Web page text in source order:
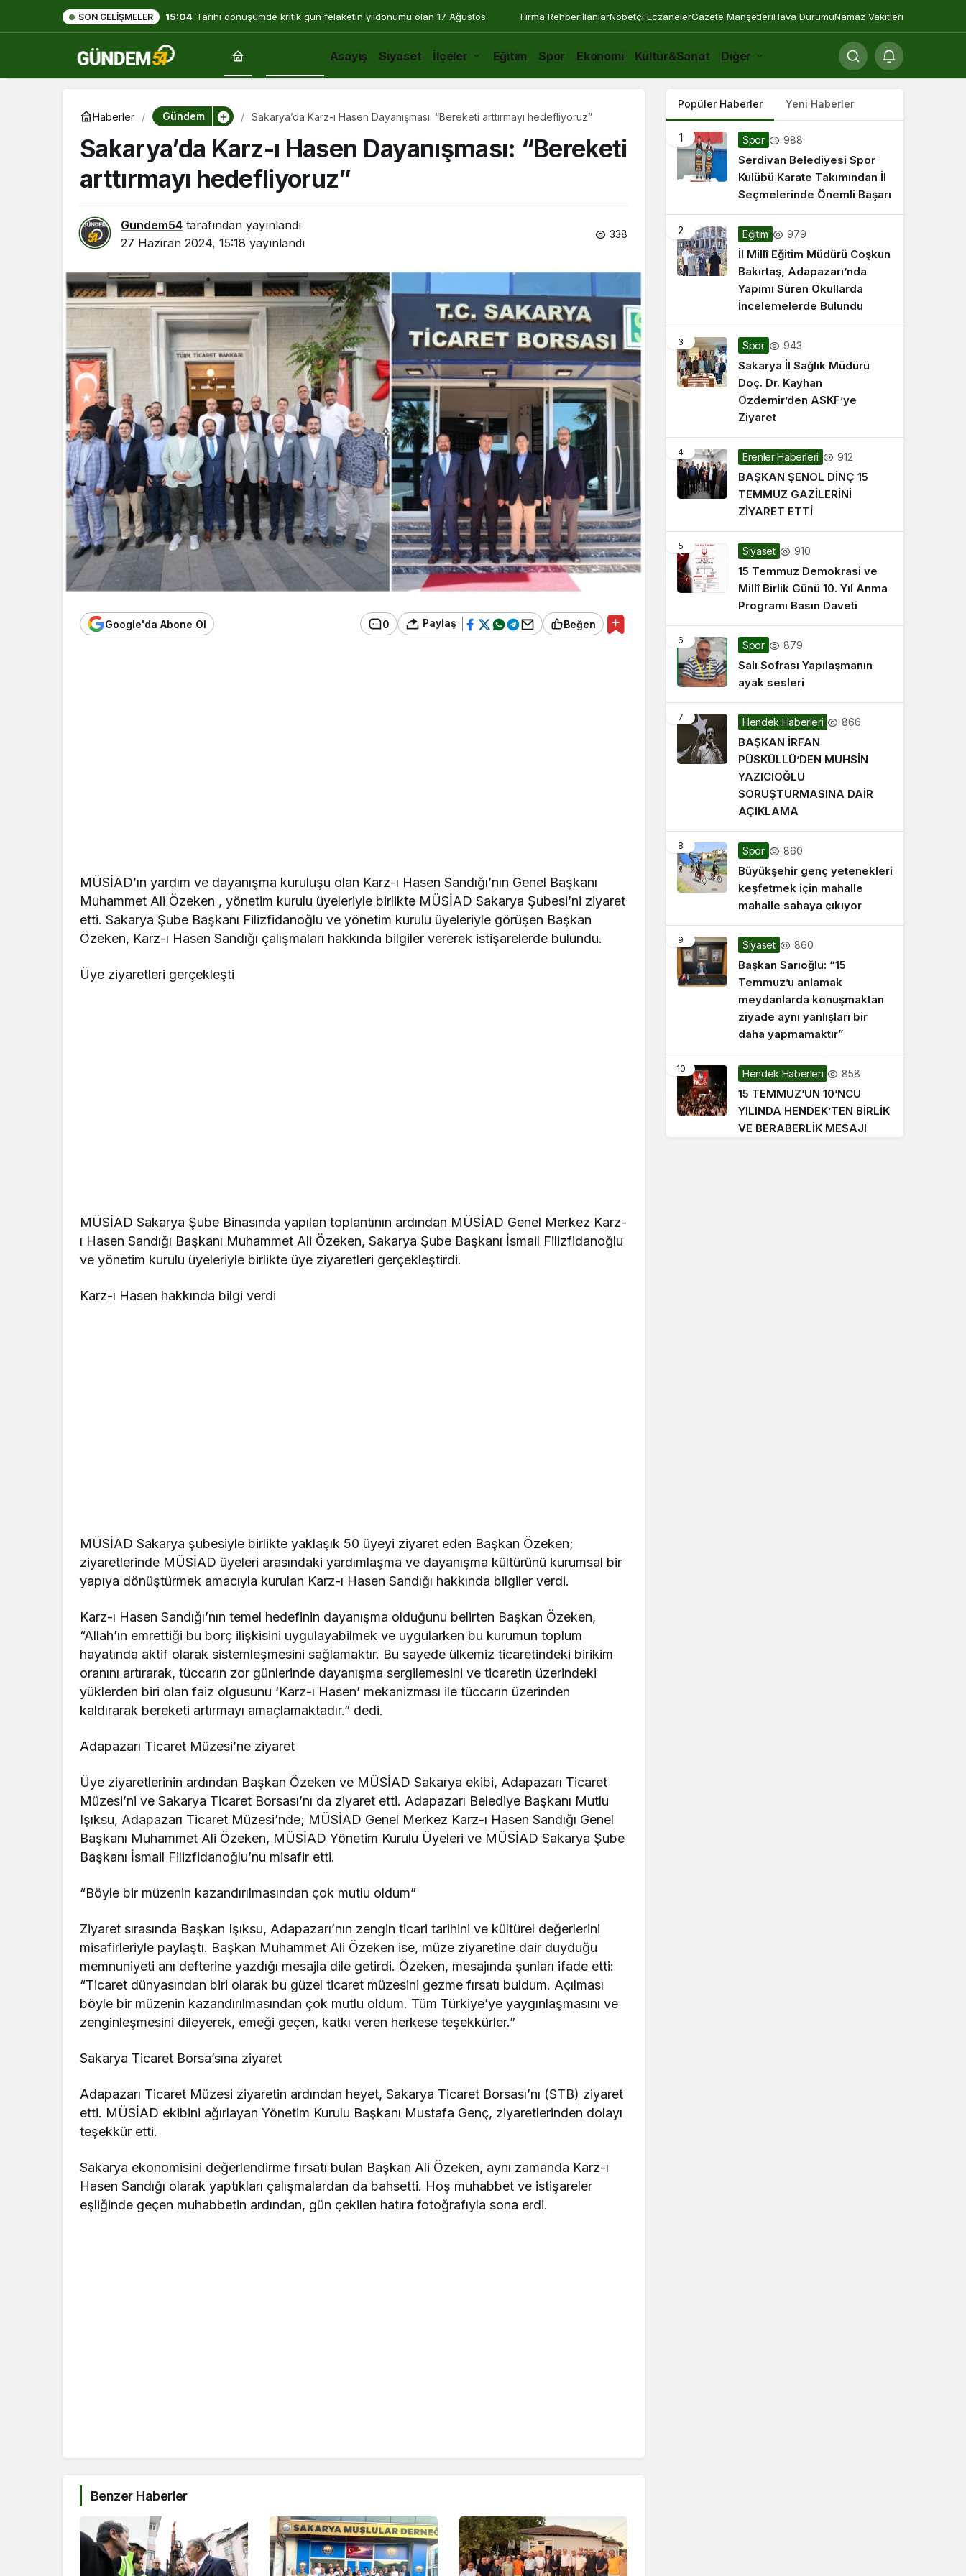
SON GELIŞMELER 15:04 Tarihi dönüşümde kritik gün felaketin yıldönümü olan 17 Ağustos Firma RehberiİlanlarNöbetçi EczanelerGazete ManşetleriHava DurumuNamaz Vakitleri
Asayiş Siyaset İlçeler Eğitim Spor Ekonomi Kültür&Sanat Diğer
Haberler Gündem Sakarya’da Karz-ı Hasen Dayanışması: “Bereketi arttırmayı hedefliyoruz”
Sakarya’da Karz-ı Hasen Dayanışması: “Bereketi
arttırmayı hedefliyoruz”
Gundem54 tarafından yayınlandı
27 Haziran 2024, 15:18 yayınlandı
338
Google'da Abone Ol 0 Paylaş Beğen
MÜSİAD’ın yardım ve dayanışma kuruluşu olan Karz-ı Hasen Sandığı’nın Genel Başkanı
Muhammet Ali Özeken , yönetim kurulu üyeleriyle birlikte MÜSİAD Sakarya Şubesi’ni ziyaret
etti. Sakarya Şube Başkanı Filizfidanoğlu ve yönetim kurulu üyeleriyle görüşen Başkan
Özeken, Karz-ı Hasen Sandığı çalışmaları hakkında bilgiler vererek istişarelerde bulundu.
Üye ziyaretleri gerçekleşti
MÜSİAD Sakarya Şube Binasında yapılan toplantının ardından MÜSİAD Genel Merkez Karz-
ı Hasen Sandığı Başkanı Muhammet Ali Özeken, Sakarya Şube Başkanı İsmail Filizfidanoğlu
ve yönetim kurulu üyeleriyle birlikte üye ziyaretleri gerçekleştirdi.
Karz-ı Hasen hakkında bilgi verdi
MÜSİAD Sakarya şubesiyle birlikte yaklaşık 50 üyeyi ziyaret eden Başkan Özeken;
ziyaretlerinde MÜSİAD üyeleri arasındaki yardımlaşma ve dayanışma kültürünü kurumsal bir
yapıya dönüştürmek amacıyla kurulan Karz-ı Hasen Sandığı hakkında bilgiler verdi.
Karz-ı Hasen Sandığı’nın temel hedefinin dayanışma olduğunu belirten Başkan Özeken,
“Allah’ın emrettiği bu borç ilişkisini uygulayabilmek ve uygularken bu kurumun toplum
hayatında aktif olarak sistemleşmesini sağlamaktır. Bu sayede ülkemiz ticaretindeki birikim
oranını artırarak, tüccarın zor günlerinde dayanışma sergilemesini ve ticaretin üzerindeki
yüklerden biri olan faiz olgusunu ‘Karz-ı Hasen’ mekanizması ile tüccarın üzerinden
kaldırarak bereketi artırmayı amaçlamaktadır.” dedi.
Adapazarı Ticaret Müzesi’ne ziyaret
Üye ziyaretlerinin ardından Başkan Özeken ve MÜSİAD Sakarya ekibi, Adapazarı Ticaret
Müzesi’ni ve Sakarya Ticaret Borsası’nı da ziyaret etti. Adapazarı Belediye Başkanı Mutlu
Işıksu, Adapazarı Ticaret Müzesi’nde; MÜSİAD Genel Merkez Karz-ı Hasen Sandığı Genel
Başkanı Muhammet Ali Özeken, MÜSİAD Yönetim Kurulu Üyeleri ve MÜSİAD Sakarya Şube
Başkanı İsmail Filizfidanoğlu’nu misafir etti.
“Böyle bir müzenin kazandırılmasından çok mutlu oldum”
Ziyaret sırasında Başkan Işıksu, Adapazarı’nın zengin ticari tarihini ve kültürel değerlerini
misafirleriyle paylaştı. Başkan Muhammet Ali Özeken ise, müze ziyaretine dair duyduğu
memnuniyeti anı defterine yazdığı mesajla dile getirdi. Özeken, mesajında şunları ifade etti:
“Ticaret dünyasından biri olarak bu güzel ticaret müzesini gezme fırsatı buldum. Açılması
böyle bir müzenin kazandırılmasından çok mutlu oldum. Tüm Türkiye’ye yaygınlaşmasını ve
zenginleşmesini dileyerek, emeği geçen, katkı veren herkese teşekkürler.”
Sakarya Ticaret Borsa’sına ziyaret
Adapazarı Ticaret Müzesi ziyaretin ardından heyet, Sakarya Ticaret Borsası’nı (STB) ziyaret
etti. MÜSİAD ekibini ağırlayan Yönetim Kurulu Başkanı Mustafa Genç, ziyaretlerinden dolayı
teşekkür etti.
Sakarya ekonomisini değerlendirme fırsatı bulan Başkan Ali Özeken, aynı zamanda Karz-ı
Hasen Sandığı olarak yaptıkları çalışmalardan da bahsetti. Hoş muhabbet ve istişareler
eşliğinde geçen muhabbetin ardından, gün çekilen hatıra fotoğrafıyla sona erdi.
Benzer Haberler
Popüler Haberler Yeni Haberler
1 Spor 988
Serdivan Belediyesi Spor
Kulübü Karate Takımından İl
Seçmelerinde Önemli Başarı
2 Eğitim 979
İl Millî Eğitim Müdürü Coşkun
Bakırtaş, Adapazarı’nda
Yapımı Süren Okullarda
İncelemelerde Bulundu
3 Spor 943
Sakarya İl Sağlık Müdürü
Doç. Dr. Kayhan
Özdemir’den ASKF’ye
Ziyaret
4 Erenler Haberleri 912
BAŞKAN ŞENOL DİNÇ 15
TEMMUZ GAZİLERİNİ
ZİYARET ETTİ
5 Siyaset 910
15 Temmuz Demokrasi ve
Millî Birlik Günü 10. Yıl Anma
Programı Basın Daveti
6 Spor 879
Salı Sofrası Yapılaşmanın
ayak sesleri
7 Hendek Haberleri 866
BAŞKAN İRFAN
PÜSKÜLLÜ’DEN MUHSİN
YAZICIOĞLU
SORUŞTURMASINA DAİR
AÇIKLAMA
8 Spor 860
Büyükşehir genç yetenekleri
keşfetmek için mahalle
mahalle sahaya çıkıyor
9 Siyaset 860
Başkan Sarıoğlu: “15
Temmuz’u anlamak
meydanlarda konuşmaktan
ziyade aynı yanlışları bir
daha yapmamaktır”
10 Hendek Haberleri 858
15 TEMMUZ’UN 10’NCU
YILINDA HENDEK’TEN BİRLİK
VE BERABERLİK MESAJI